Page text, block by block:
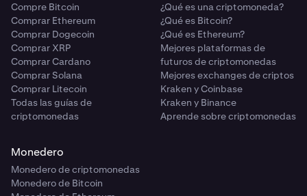
Compre Bitcoin
Comprar Ethereum
Comprar Dogecoin
Comprar XRP
Comprar Cardano
Comprar Solana
Comprar Litecoin
Todas las guías de
criptomonedas
¿Qué es una criptomoneda?
¿Qué es Bitcoin?
¿Qué es Ethereum?
Mejores plataformas de
futuros de criptomonedas
Mejores exchanges de criptos
Kraken y Coinbase
Kraken y Binance
Aprende sobre criptomonedas
Monedero
Monedero de criptomonedas
Monedero de Bitcoin